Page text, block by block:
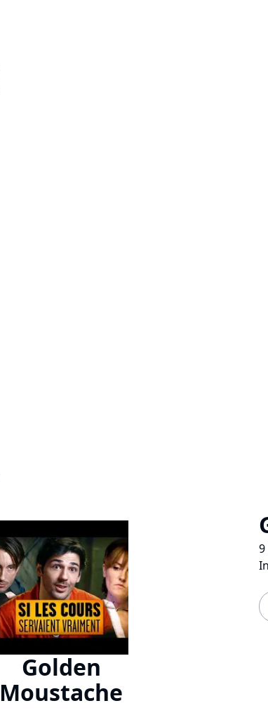
Golden
Moustache
9